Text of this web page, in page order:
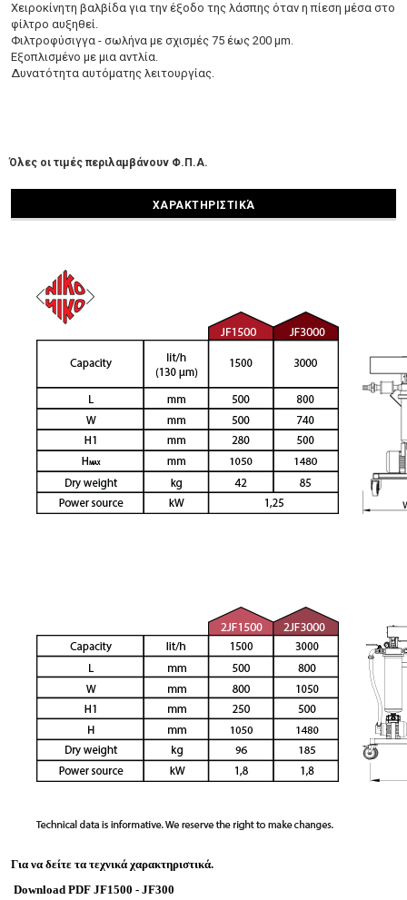
Χειροκίνητη βαλβίδα για την έξοδο της λάσπης όταν η πίεση μέσα στο
φίλτρο αυξηθεί.
Φιλτροφύσιγγα - σωλήνα με σχισμές 75 έως 200 μm.
Εξοπλισμένο με μια αντλία.
Δυνατότητα αυτόματης λειτουργίας.
Όλες οι τιμές περιλαμβάνουν Φ.Π.Α.
ΧΑΡΑΚΤΗΡΙΣΤΙΚΆ
Για να δείτε τα τεχνικά χαρακτηριστικά.
Download PDF JF1500 - JF300